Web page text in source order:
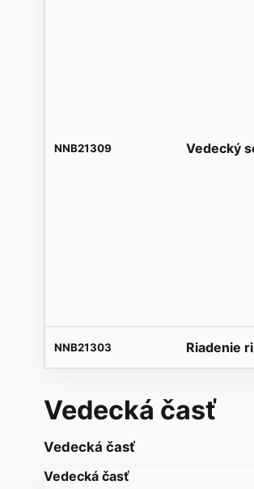
NNB21309 Vedecký
NNB21303 Riadenie
Vedecká časť
Vedecká časť
Vedecká časť